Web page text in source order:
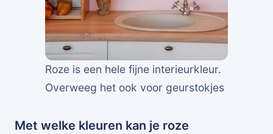
Roze is een hele fijne interieurkleur.
Overweeg het ook voor geurstokjes
Met welke kleuren kan je roze